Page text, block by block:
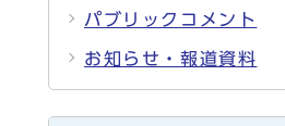
パブリックコメント
お知らせ・報道資料